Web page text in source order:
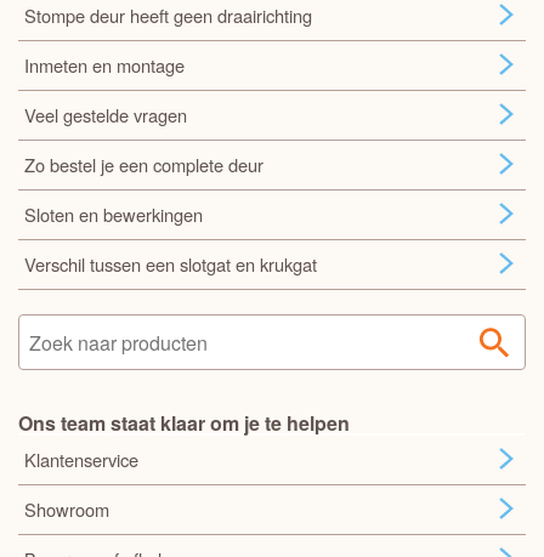
Stompe deur heeft geen draairichting
Inmeten en montage
Veel gestelde vragen
Zo bestel je een complete deur
Sloten en bewerkingen
Verschil tussen een slotgat en krukgat
Ons team staat klaar om je te helpen
Klantenservice
Showroom